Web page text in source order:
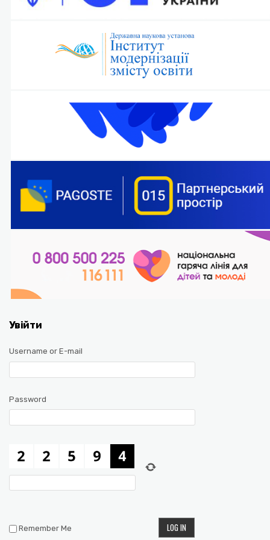
Увійти
Username or E-mail
Password
Remember Me